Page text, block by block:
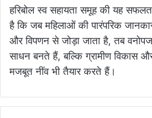
हरिबोल स्व सहायता समूह की यह
है कि जब महिलाओं की पारंपरिक
और विपणन से जोड़ा जाता है, तब
साधन बनते हैं, बल्कि ग्रामीण विकास
मजबूत नींव भी तैयार करते हैं।